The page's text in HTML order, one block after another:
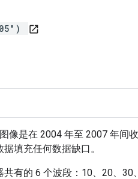
open_in_new
是在 2004 年至 2007 年间
填充任何数据缺口。
有的 6 个波段：10、20、30